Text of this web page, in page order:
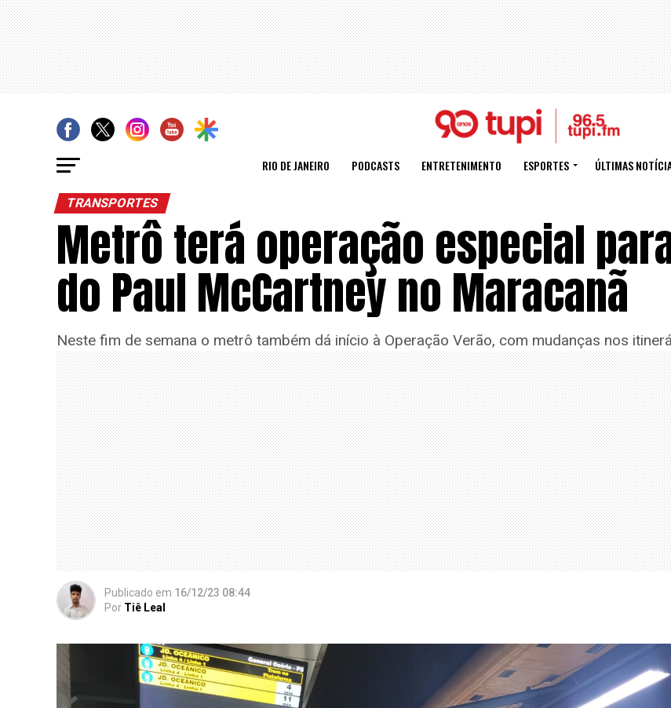
RIO DE JANEIRO PODCASTS ENTRETENIMENTO ESPORTES ÚLTIMAS
TRANSPORTES
Metrô terá operação especial
do Paul McCartney no Maracanã
Neste fim de semana o metrô também dá início à Operação Verão, com mudanças nos
Publicado em 16/12/23 08:44
Por Tiê Leal